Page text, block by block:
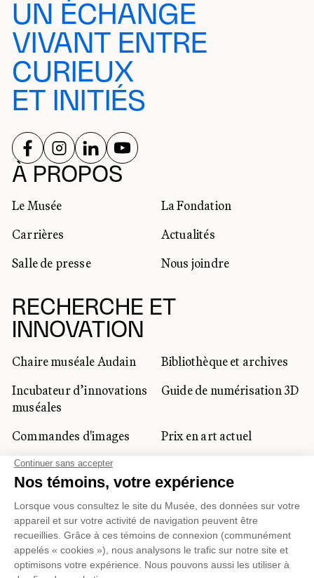
UN ÉCHANGE
VIVANT ENTRE
CURIEUX
ET INITIÉS
À PROPOS
Le Musée
La Fondation
Carrières
Actualités
Salle de presse
Nous joindre
RECHERCHE ET
INNOVATION
Chaire muséale Audain
Bibliothèque et archives
Incubateur d’innovations
muséales
Guide de numérisation 3D
Commandes d'images
Prix en art actuel
Prix Lynne-Cohen
CLIENTÈLE CORPORATIVE
ET PRIVÉE
Location d'espaces Activités corporatives
RÉSEAUX SOCIAUX
SUIVEZ-NOUS SUR
SUIVEZ-NOUS SUR
SUIVEZ-NOUS SUR
SUIVEZ-NOUS SUR